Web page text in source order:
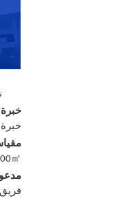
خبرة تزيد عن 15
㎡
فريق مخصص